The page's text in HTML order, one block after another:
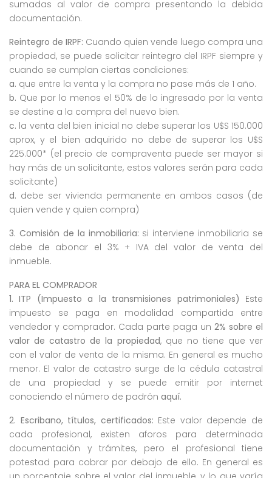
sumadas al valor de compra presentando la debida
documentación.
Reintegro de IRPF: Cuando quien vende luego compra una
propiedad, se puede solicitar reintegro del IRPF siempre y
cuando se cumplan ciertas condiciones:
a. que entre la venta y la compra no pase más de 1 año.
b. Que por lo menos el 50% de lo ingresado por la venta
se destine a la compra del nuevo bien.
c. la venta del bien inicial no debe superar los U$S 150.000
aprox, y el bien adquirido no debe de superar los U$S
225.000* (el precio de compraventa puede ser mayor si
hay más de un solicitante, estos valores serán para cada
solicitante)
d. debe ser vivienda permanente en ambos casos (de
quien vende y quien compra)
3. Comisión de la inmobiliaria: si interviene inmobiliaria se
debe de abonar el 3% + IVA del valor de venta del
inmueble.
PARA EL COMPRADOR
1. ITP (Impuesto a la transmisiones patrimoniales) Este
impuesto se paga en modalidad compartida entre
vendedor y comprador. Cada parte paga un 2% sobre el
valor de catastro de la propiedad, que no tiene que ver
con el valor de venta de la misma. En general es mucho
menor. El valor de catastro surge de la cédula catastral
de una propiedad y se puede emitir por internet
conociendo el número de padrón aquí.
2. Escribano, títulos, certificados: Este valor depende de
cada profesional, existen aforos para determinada
documentación y trámites, pero el profesional tiene
potestad para cobrar por debajo de ello. En general es